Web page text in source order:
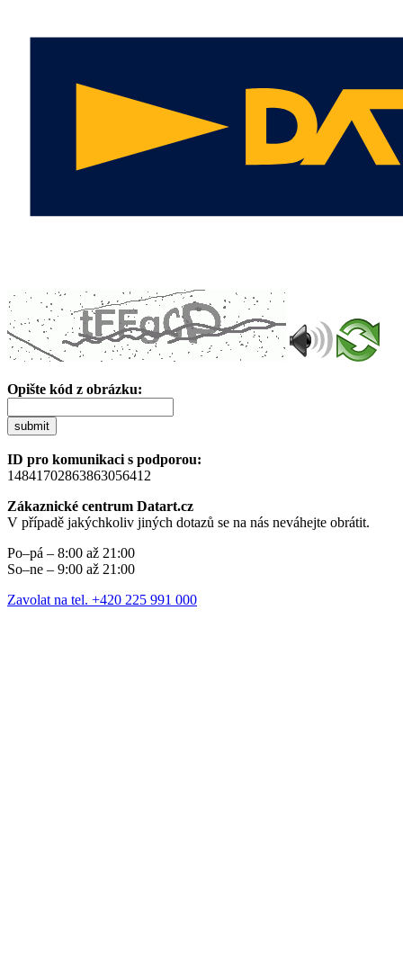
Opište kód z obrázku:
submit
ID pro komunikaci s podporou:
14841702863863056412
Zákaznické centrum Datart.cz
V případě jakýchkoliv jiných dotazů se na nás neváhejte obrátit.
Po–pá – 8:00 až 21:00
So–ne – 9:00 až 21:00
Zavolat na tel. +420 225 991 000